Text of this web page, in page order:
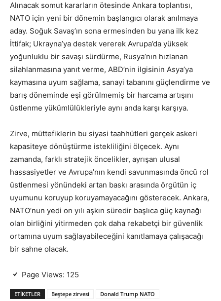
Alınacak somut kararların ötesinde Ankara toplantısı,
NATO için yeni bir dönemin başlangıcı olarak anılmaya
aday. Soğuk Savaş’ın sona ermesinden bu yana ilk kez
İttifak; Ukrayna’ya destek vererek Avrupa’da yüksek
yoğunluklu bir savaşı sürdürme, Rusya’nın hızlanan
silahlanmasına yanıt verme, ABD’nin ilgisinin Asya’ya
kaymasına uyum sağlama, sanayi tabanını güçlendirme ve
barış döneminde eşi görülmemiş bir harcama artışını
üstlenme yükümlülükleriyle aynı anda karşı karşıya.
Zirve, müttefiklerin bu siyasi taahhütleri gerçek askeri
kapasiteye dönüştürme istekliliğini ölçecek. Aynı
zamanda, farklı stratejik öncelikler, ayrışan ulusal
hassasiyetler ve Avrupa’nın kendi savunmasında öncü rol
üstlenmesi yönündeki artan baskı arasında örgütün iç
uyumunu koruyup koruyamayacağını gösterecek. Ankara,
NATO’nun yedi on yılı aşkın süredir başlıca güç kaynağı
olan birliğini yitirmeden çok daha rekabetçi bir güvenlik
ortamına uyum sağlayabileceğini kanıtlamaya çalışacağı
bir sahne olacak.
Page Views: 125
ETIKETLER Beştepe zirvesi Donald Trump NATO